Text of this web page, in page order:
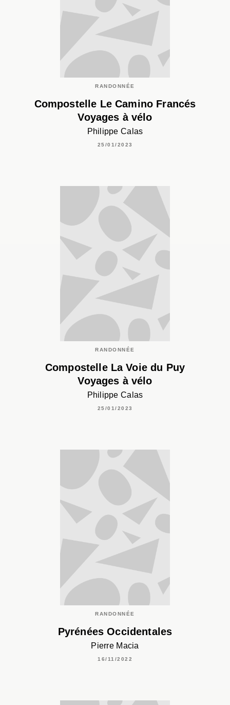
RANDONNÉE
Compostelle Le Camino Francés
Voyages à vélo
Philippe Calas
25/01/2023
RANDONNÉE
Compostelle La Voie du Puy
Voyages à vélo
Philippe Calas
25/01/2023
RANDONNÉE
Pyrénées Occidentales
Pierre Macia
16/11/2022